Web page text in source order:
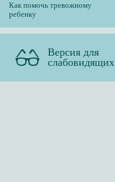
Как помочь тревожному
ребенку
Версия для
слабовидящих